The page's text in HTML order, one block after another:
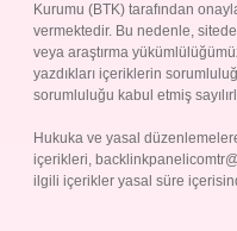
Kurumu (BTK) tarafından
vermektedir. Bu nedenle,
veya araştırma
yazdıkları içeriklerin
sorumluluğu kabul etmiş
Hukuka ve yasal
içerikleri,
ilgili içerikler yasal süre